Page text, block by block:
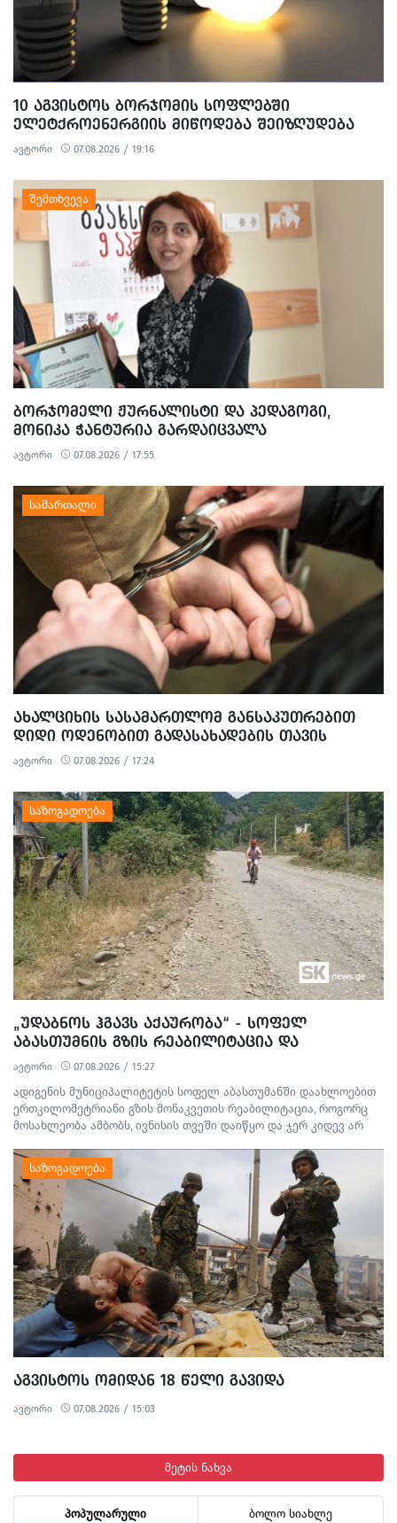
10 ᲐᲒᲕᲘᲡᲢᲝᲡ ᲑᲝᲠᲯᲝᲛᲘᲡ ᲡᲝᲤᲚᲔᲑᲨᲘ
ᲔᲚᲔᲢᲥᲠᲝᲔᲜᲔᲠᲒᲘᲘᲡ ᲛᲘᲬᲝᲓᲔᲑᲐ ᲨᲔᲘᲖᲦᲣᲓᲔᲑᲐ
ავტორი 07.08.2026 / 19:16
ᲑᲝᲠᲯᲝᲛᲔᲚᲘ ᲟᲣᲠᲜᲐᲚᲘᲡᲢᲘ ᲓᲐ ᲞᲔᲓᲐᲒᲝᲒᲘ,
ᲛᲝᲜᲘᲙᲐ ᲭᲐᲜᲢᲣᲠᲘᲐ ᲒᲐᲠᲓᲐᲘᲪᲕᲐᲚᲐ
ავტორი 07.08.2026 / 17:55
ᲐᲮᲐᲚᲪᲘᲮᲘᲡ ᲡᲐᲡᲐᲛᲐᲠᲗᲚᲝᲛ ᲒᲐᲜᲡᲐᲙᲣᲗᲠᲔᲑᲘᲗ
ᲓᲘᲓᲘ ᲝᲓᲔᲜᲝᲑᲘᲗ ᲒᲐᲓᲐᲡᲐᲮᲐᲓᲔᲑᲘᲡ ᲗᲐᲕᲘᲡ
ᲐᲠᲘᲓᲔᲑᲘᲡ, ᲓᲘᲓᲘ ᲝᲓᲔᲜᲝᲑᲘᲗ ᲗᲐᲦᲚᲘᲗᲝᲑᲘᲡ
ᲛᲪᲓᲔᲚᲝᲑᲘᲡ ᲓᲐ ᲛᲝᲢᲧᲣᲔᲑᲘᲗ ᲥᲝᲜᲔᲑᲠᲘᲕᲘ
ᲓᲐᲖᲘᲐᲜᲔᲑᲘᲡ ᲤᲐᲥᲢᲔᲑᲖᲔ 1 ᲞᲘᲠᲘ ᲓᲐᲛᲜᲐᲨᲐᲕᲔᲓ ᲪᲜᲝ
ავტორი 07.08.2026 / 17:24
„ᲣᲓᲐᲑᲜᲝᲡ ᲰᲒᲐᲕᲡ ᲐᲥᲐᲣᲠᲝᲑᲐ“ - ᲡᲝᲤᲔᲚ
ᲐᲑᲐᲡᲗᲣᲛᲜᲘᲡ ᲒᲖᲘᲡ ᲠᲔᲐᲑᲘᲚᲘᲢᲐᲪᲘᲐ ᲓᲐ
ᲛᲝᲡᲐᲮᲚᲔᲝᲑᲘᲡ ᲞᲠᲝᲢᲔᲡᲢᲘ
ავტორი 07.08.2026 / 15:27
ადიგენის მუნიციპალიტეტის სოფელ აბასთუმანში დაახლოებით
ერთკილომეტრიანი გზის მონაკვეთის რეაბილიტაცია, როგორც
მოსახლეობა ამბობს, ივნისის თვეში დაიწყო და ჯერ კიდევ არ
მტვერი, მოუწესრიგებელი სანიაღვრე არხები ადგილობრივების
ყოველდღიურ ცხოვრებასა და ტურისტულ სეზონს პრობლემებს
უქმნის.
ᲐᲒᲕᲘᲡᲢᲝᲡ ᲝᲛᲘᲓᲐᲜ 18 ᲬᲔᲚᲘ ᲒᲐᲕᲘᲓᲐ
ავტორი 07.08.2026 / 15:03
მეტის ნახვა
პოპულარული ბოლო სიახლე